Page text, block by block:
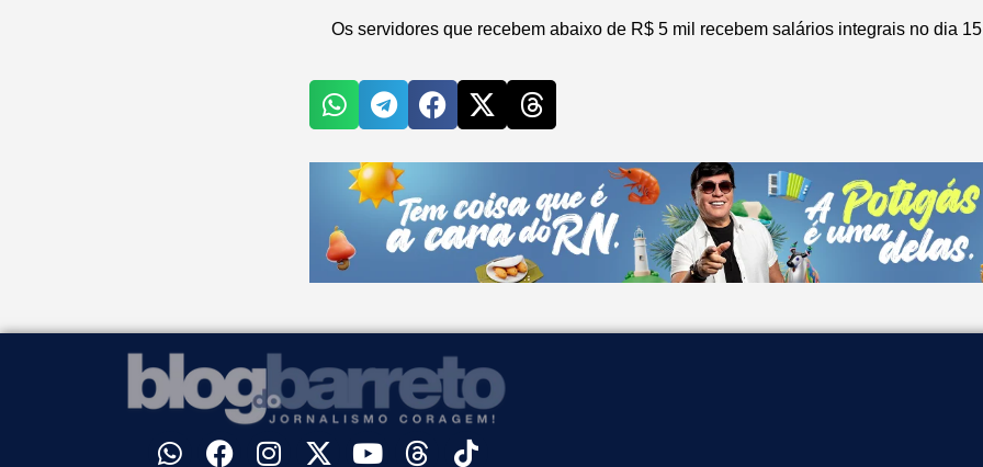
Os servidores que recebem abaixo de R$ 5 mil recebem salários integrais no dia